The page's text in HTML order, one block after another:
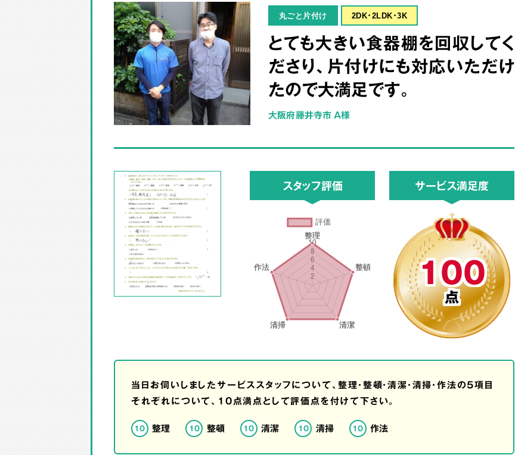
丸ごと片付け 2DK･2LDK･3K
とても大きい食器棚を回収してく
ださり、片付けにも対応いただけ
たので大満足です。
大阪府藤井寺市 A様
スタッフ評価 サービス満足度
100
点
当日お伺いしましたサービススタッフについて、整理・整頓・清潔・清掃・作法の5項目
それぞれについて、10点満点として評価点を付けて下さい。
10 整理 10 整頓 10 清潔 10 清掃 10 作法